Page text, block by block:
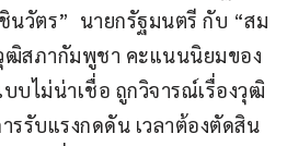
นวัตร”  นายกรัฐมนตรี กับ “สม
ฒิสภากัมพูชา คะแนนนิยมของ
บไม่น่าเชื่อ ถูกวิจารณ์เรื่องวุฒิ
รรับแรงกดดัน เวลาต้องตัดสิน